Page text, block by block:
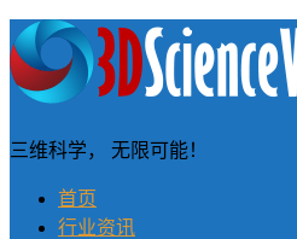
三维科学， 无限可能！
首页
行业资讯